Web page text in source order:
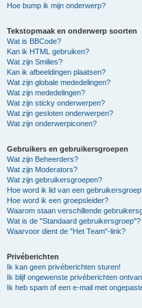
Hoe bump ik mijn onderwerp?
Tekstopmaak en onderwerp soorten
Wat is BBCode?
Kan ik HTML gebruiken?
Wat zijn Smilies?
Kan ik afbeeldingen plaatsen?
Wat zijn globale mededelingen?
Wat zijn mededelingen?
Wat zijn sticky onderwerpen?
Wat zijn gesloten onderwerpen?
Wat zijn onderwerpiconen?
Gebruikers en gebruikersgroepen
Wat zijn Beheerders?
Wat zijn Moderators?
Wat zijn gebruikersgroepen?
Hoe word ik lid van een
Hoe word ik een groepsleider?
Waarom staan verschillende
Wat is de "Standaard gebruikersgroep"?
Waarvoor dient de "Het Team"-link?
Privéberichten
Ik kan geen privéberichten sturen!
Ik blijf ongewenste privéberichten
Ik heb spam of een e-mail met